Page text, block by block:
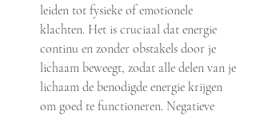
leiden tot fysieke of emotionele
klachten. Het is cruciaal dat energie
continu en zonder obstakels door je
lichaam beweegt, zodat alle delen van je
lichaam de benodigde energie krijgen
om goed te functioneren. Negatieve